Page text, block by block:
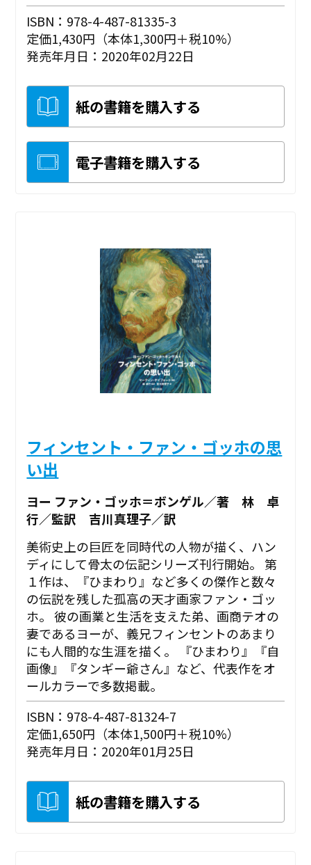
ISBN：978-4-487-81335-3
定価1,430円（本体1,300円＋税10%）
発売年月日：2020年02月22日
紙の書籍を購入する
電子書籍を購入する
フィンセント・ファン・ゴッホの思
い出
ヨー ファン・ゴッホ＝ボンゲル／著 林 卓
行／監訳 吉川真理子／訳
美術史上の巨匠を同時代の人物が描く、ハン
ディにして骨太の伝記シリーズ刊行開始。 第
１作は、『ひまわり』など多くの傑作と数々
の伝説を残した孤高の天才画家ファン・ゴッ
ホ。 彼の画業と生活を支えた弟、画商テオの
妻であるヨーが、義兄フィンセントのあまり
にも人間的な生涯を描く。 『ひまわり』『自
画像』『タンギー爺さん』など、代表作をオ
ールカラーで多数掲載。
ISBN：978-4-487-81324-7
定価1,650円（本体1,500円＋税10%）
発売年月日：2020年01月25日
紙の書籍を購入する